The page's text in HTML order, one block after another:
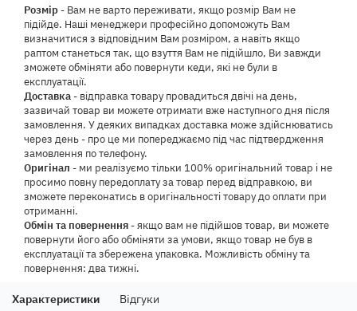
Розмір - Вам не варто переживати, якщо розмір Вам не
підійде. Наші менеджери професійно допоможуть Вам
визначитися з відповідним Вам розміром, а навіть якщо
раптом станеться так, що взуття Вам не підійшло, Ви завжди
зможете обміняти або повернути кеди, які не були в
експлуатації.
Доставка - відправка товару провадиться двічі на день,
зазвичай товар ви можете отримати вже наступного дня після
замовлення. У деяких випадках доставка може здійснюватись
через день - про це ми попереджаємо під час підтвердження
замовлення по телефону.
Оригінал - ми реалізуємо тільки 100% оригінальний товар і не
просимо повну передоплату за товар перед відправкою, ви
зможете переконатись в оригінальності товару до оплати при
отриманні.
Обмін та повернення - якщо вам не підійшов товар, ви можете
повернути його або обміняти за умови, якщо товар не був в
експлуатації та збережена упаковка. Можливість обміну та
повернення: два тижні.
Характеристики Відгуки